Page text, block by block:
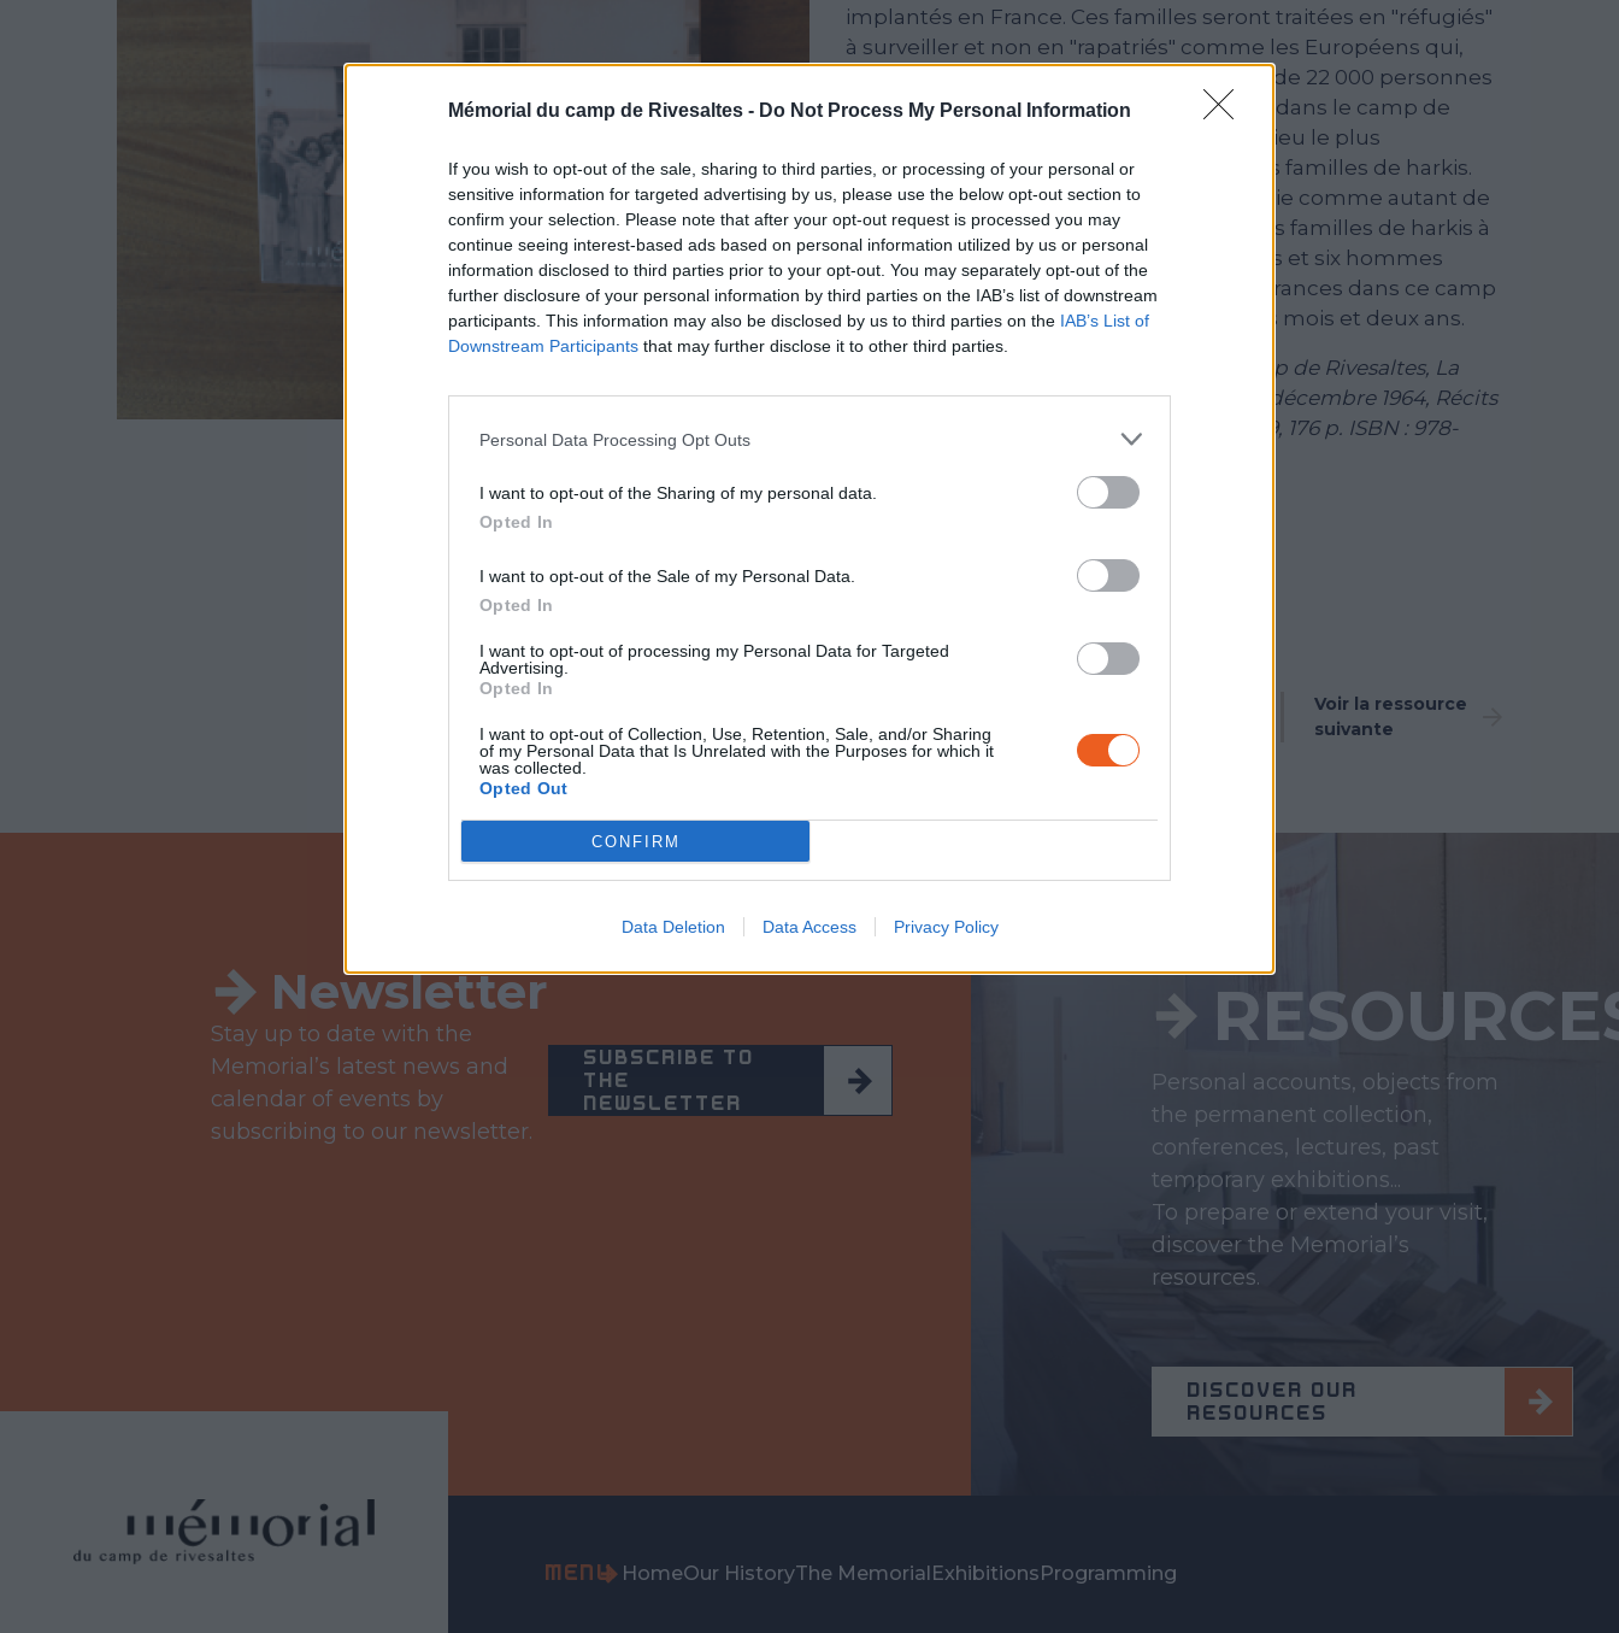
Mémorial du camp de Rivesaltes - Do Not Process My Personal Information
If you wish to opt-out of the sale, sharing to third parties, or processing of your personal or
sensitive information for targeted advertising by us, please use the below opt-out section to
confirm your selection. Please note that after your opt-out request is processed you may
continue seeing interest-based ads based on personal information utilized by us or personal
information disclosed to third parties prior to your opt-out. You may separately opt-out of the
further disclosure of your personal information by third parties on the IAB’s list of downstream
participants. This information may also be disclosed by us to third parties on the IAB’s List of
Downstream Participants that may further disclose it to other third parties.
Personal Data Processing Opt Outs
I want to opt-out of the Sharing of my personal data.
Opted In
I want to opt-out of the Sale of my Personal Data.
Opted In
I want to opt-out of processing my Personal Data for Targeted
Advertising.
Opted In
I want to opt-out of Collection, Use, Retention, Sale, and/or Sharing
of my Personal Data that Is Unrelated with the Purposes for which it
was collected.
Opted Out
CONFIRM
Data Deletion Data Access Privacy Policy
implantés en France. Ces familles seront traitées en "réfugiés"
à surveiller et non en "rapatriés" comme les Européens qui,
eux aussi, ont dû quitter l'Algérie. Autour de 22 000 personnes
- soit plus de la moitié - seront reléguées dans le camp de
Rivesaltes. Ce chiffre fait de Rivesaltes le lieu le plus
emblématique dans l'histoire de l'exil des familles de harkis.
Cet ouvrage réunit dix-sept tranches de vie comme autant de
témoignages qui illustrent la tragédie des familles de harkis à
la fin de la guerre d'Algérie. Onze femmes et six hommes
partagent l'expérience d'une vie de souffrances dans ce camp
pour y avoir été relégués, entre quelques mois et deux ans.
BESNACI-LANCOU, Fatima, Harkis au camp de Rivesaltes, La
relégation des familles, septembre 1962 – décembre 1964, Récits
& Témoignages, Editions Loubatières, 2019, 176 p. ISBN : 978-
Voir la ressource
suivante
Newsletter
Stay up to date with the
Memorial’s latest news and
calendar of events by
subscribing to our newsletter.
SUBSCRIBE TO
THE
NEWSLETTER
Personal accounts, objects from
the permanent collection,
conferences, lectures, past
temporary exhibitions...
To prepare or extend your visit,
discover the Memorial’s
resources.
DISCOVER OUR
RESOURCES
MENU HomeOur HistoryThe MemorialExhibitionsProgramming